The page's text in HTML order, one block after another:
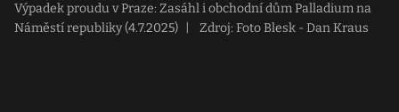
Výpadek proudu v Praze: Zasáhl i obchodní dům Palladium na
Náměstí republiky (4.7.2025)
Zdroj: Foto Blesk - Dan Kraus